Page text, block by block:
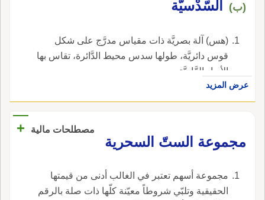
(ب) السّدْسيّة
(هس) آلة بصريَّة ذات مقياس مدرَّج على شكل
قوس دائريَّة، طولها سدس محيط الدَّائرة، تقاس بها
الأبعاد الزَّاوِيَّة.
عرض المزيد
مصطلحات مالية
+
مجموعة الستّ السحرية
مجموعة أسهم تعتبر في الغالب أدنى من قيمتها
الحقيقية وتلبّي شروطاً معيّنة كلّها ذات صلة بالرقم